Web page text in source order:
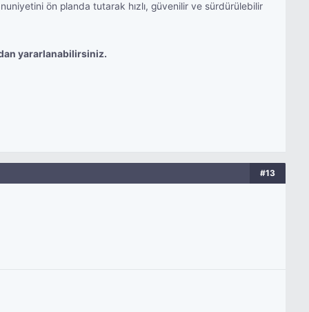
ön planda tutarak hızlı, güvenilir ve sürdürülebilir
yararlanabilirsiniz.
#13